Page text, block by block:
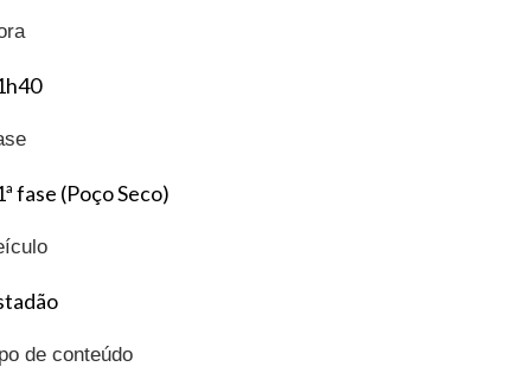
fase (Poço Seco)
de conteúdo